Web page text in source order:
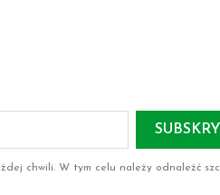
chwili. W tym celu należy odnaleźć